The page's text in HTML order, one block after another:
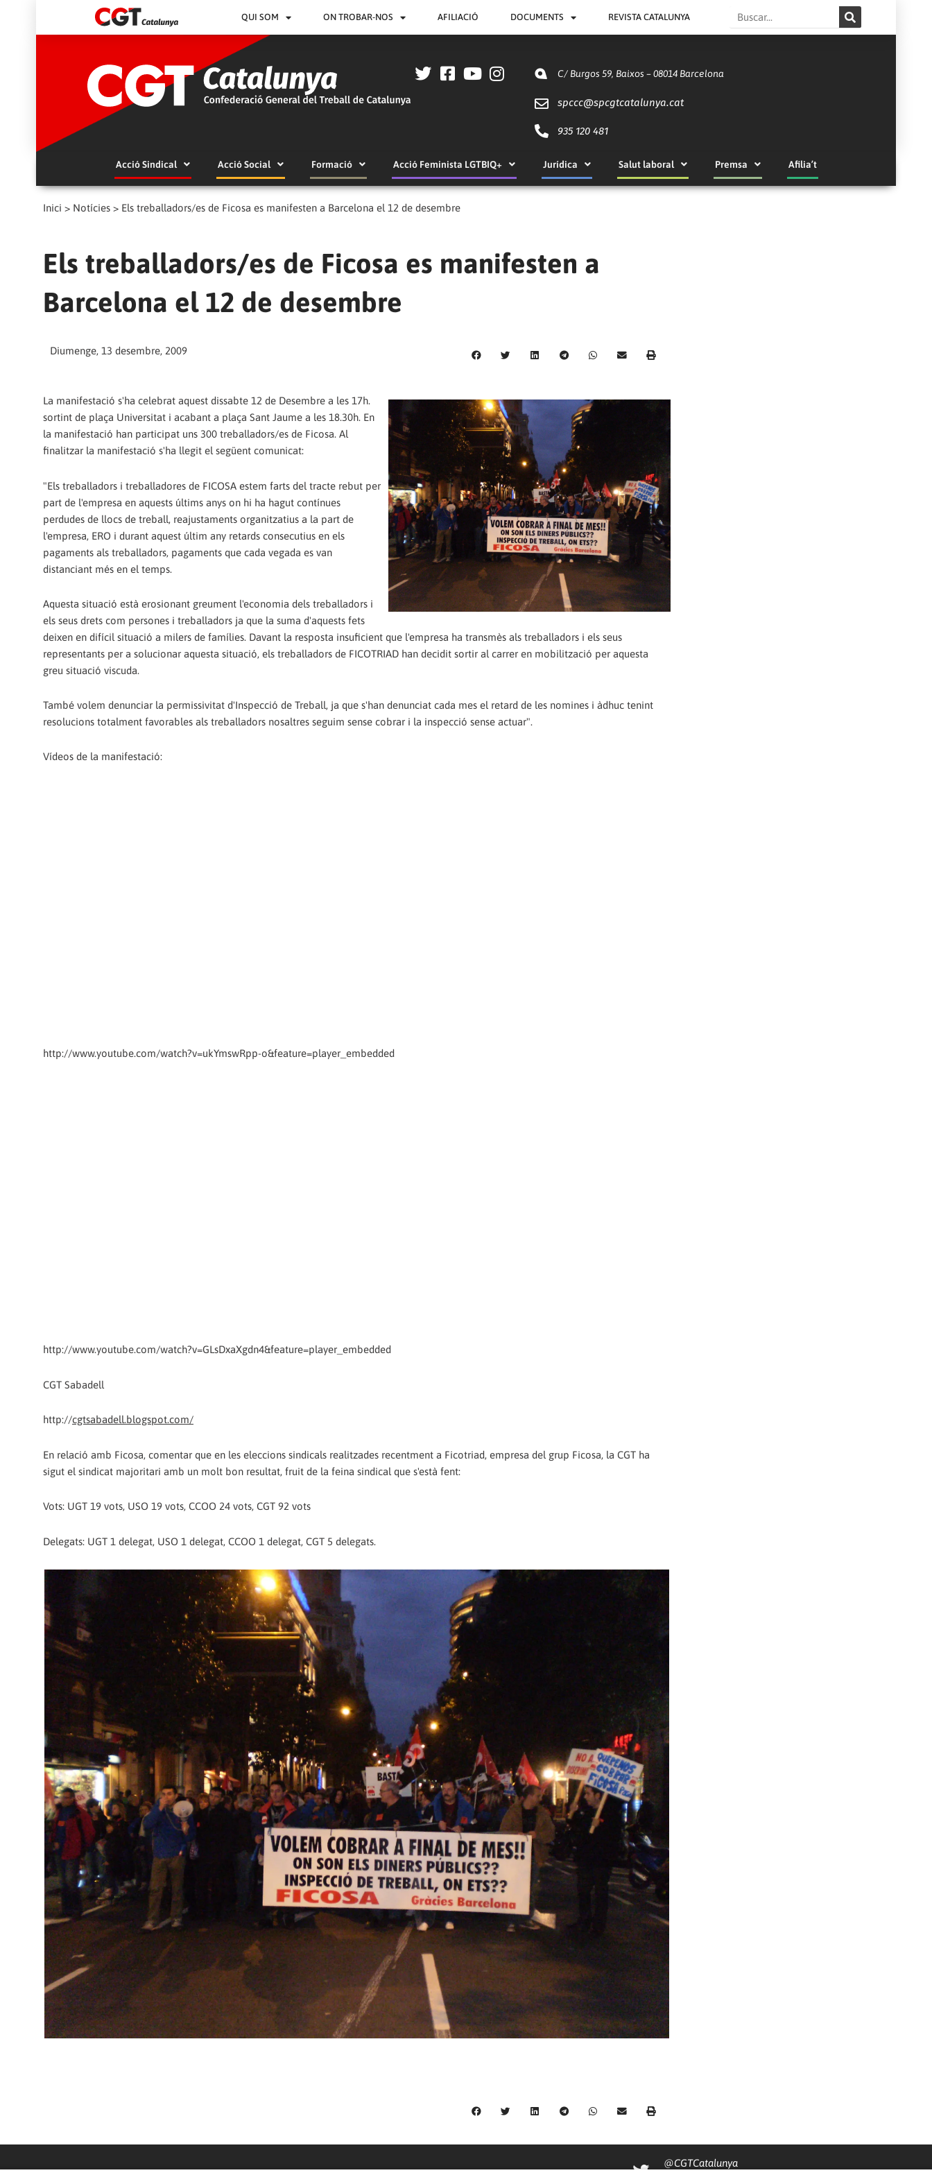
QUI SOM ON TROBAR-NOS AFILIACIÓ DOCUMENTS REVISTA CATALUNYA Search
C/ Burgos 59, Baixos – 08014 Barcelona
spccc@spcgtcatalunya.cat
935 120 481
Acció Sindical Acció Social Formació Acció Feminista LGTBIQ+ Jurídica Salut laboral Premsa Afilia’t
Inici > Notícies > Els treballadors/es de Ficosa es manifesten a Barcelona el 12 de desembre
Els treballadors/es de Ficosa es manifesten a
Barcelona el 12 de desembre
Diumenge, 13 desembre, 2009
La manifestació s'ha celebrat aquest dissabte 12 de Desembre a les 17h.
sortint de plaça Universitat i acabant a plaça Sant Jaume a les 18.30h. En
la manifestació han participat uns 300 treballadors/es de Ficosa. Al
finalitzar la manifestació s'ha llegit el següent comunicat:
"Els treballadors i treballadores de FICOSA estem farts del tracte rebut per
part de l'empresa en aquests últims anys on hi ha hagut contínues
perdudes de llocs de treball, reajustaments organitzatius a la part de
l'empresa, ERO i durant aquest últim any retards consecutius en els
pagaments als treballadors, pagaments que cada vegada es van
distanciant més en el temps.
Aquesta situació està erosionant greument l'economia dels treballadors i
els seus drets com persones i treballadors ja que la suma d'aquests fets
deixen en difícil situació a milers de famílies. Davant la resposta insuficient que l'empresa ha transmès als treballadors i els seus
representants per a solucionar aquesta situació, els treballadors de FICOTRIAD han decidit sortir al carrer en mobilització per aquesta
greu situació viscuda.
També volem denunciar la permissivitat d'Inspecció de Treball, ja que s'han denunciat cada mes el retard de les nomines i àdhuc tenint
resolucions totalment favorables als treballadors nosaltres seguim sense cobrar i la inspecció sense actuar".
Vídeos de la manifestació:
http://www.youtube.com/watch?v=ukYmswRpp-o&feature=player_embedded
http://www.youtube.com/watch?v=GLsDxaXgdn4&feature=player_embedded
CGT Sabadell
http://cgtsabadell.blogspot.com/
En relació amb Ficosa, comentar que en les eleccions sindicals realitzades recentment a Ficotriad, empresa del grup Ficosa, la CGT ha
sigut el sindicat majoritari amb un molt bon resultat, fruit de la feina sindical que s'està fent:
Vots: UGT 19 vots, USO 19 vots, CCOO 24 vots, CGT 92 vots
Delegats: UGT 1 delegat, USO 1 delegat, CCOO 1 delegat, CGT 5 delegats.
@CGTCatalunya